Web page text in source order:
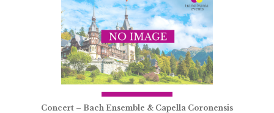
Concert – Bach Ensemble & Capella Coronensis